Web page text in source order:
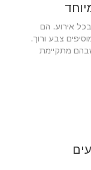
אירוע. הם
צבע ורוך.
מתקיימת